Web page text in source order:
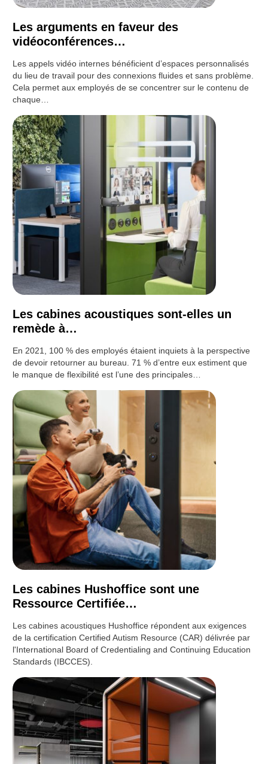
Les arguments en faveur des
vidéoconférences…
Les appels vidéo internes bénéficient d’espaces personnalisés
du lieu de travail pour des connexions fluides et sans problème.
Cela permet aux employés de se concentrer sur le contenu de
chaque…
Les cabines acoustiques sont-elles un
remède à…
En 2021, 100 % des employés étaient inquiets à la perspective
de devoir retourner au bureau. 71 % d’entre eux estiment que
le manque de flexibilité est l’une des principales…
Les cabines Hushoffice sont une
Ressource Certifiée…
Les cabines acoustiques Hushoffice répondent aux exigences
de la certification Certified Autism Resource (CAR) délivrée par
l'International Board of Credentialing and Continuing Education
Standards (IBCCES).